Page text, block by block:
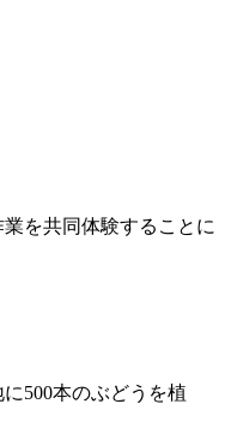
を共同体験することに
500本のぶどうを植